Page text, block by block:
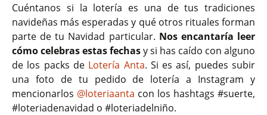
Cuéntanos si la lotería es una de tus tradiciones
navideñas más esperadas y qué otros rituales forman
parte de tu Navidad particular. Nos encantaría leer
cómo celebras estas fechasy si has caído con alguno
de los packs de Lotería Anta. Si es así, puedes subir
una foto de tu pedido de lotería a Instagram y
mencionarlos @loteriaanta con los hashtags #suerte,
#loteriadenavidad o #loteriadelniño.